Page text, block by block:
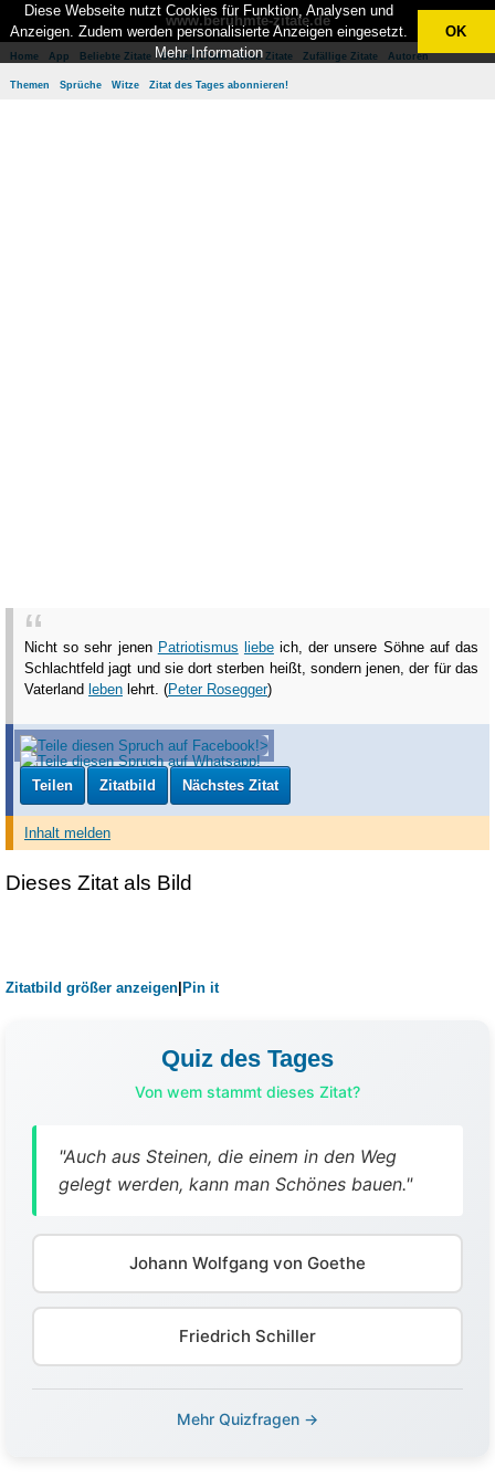
www.berühmte-zitate.de
Home App Beliebte Zitate Besten Zitate Neue Zitate Zufällige Zitate Autoren
Themen Sprüche Witze Zitat des Tages abonnieren!
Nicht so sehr jenen Patriotismus liebeich, der unsere Söhne auf das
Schlachtfeld jagt und sie dort sterben heißt, sondern jenen, der für das
Vaterland leben lehrt. (Peter Rosegger)
Teilen Zitatbild Nächstes Zitat
Inhalt melden
Dieses Zitat als Bild
Zitatbild größer anzeigen Pin it
Quiz des Tages
Von wem stammt dieses Zitat?
"Auch aus Steinen, die einem in den Weg
gelegt werden, kann man Schönes bauen."
Johann Wolfgang von Goethe
Friedrich Schiller
Mehr Quizfragen →
Diese Webseite nutzt Cookies für Funktion, Analysen und
Anzeigen. Zudem werden personalisierte Anzeigen eingesetzt.
Mehr Information
OK